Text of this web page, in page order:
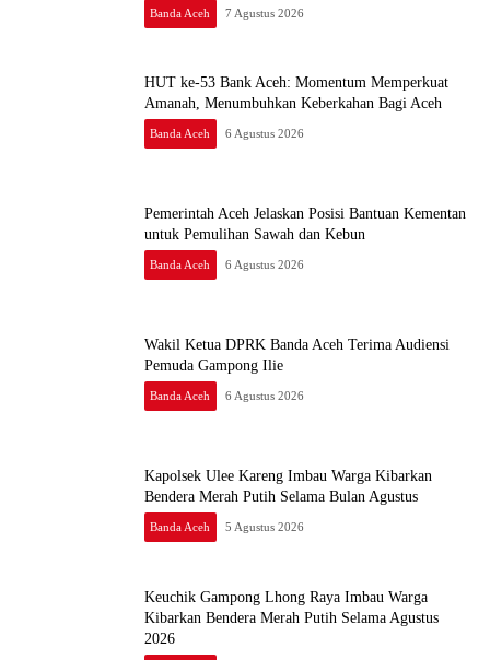
Banda Aceh 7 Agustus 2026
HUT ke-53 Bank Aceh: Momentum Memperkuat
Amanah, Menumbuhkan Keberkahan Bagi Aceh
Banda Aceh 6 Agustus 2026
Pemerintah Aceh Jelaskan Posisi Bantuan Kementan
untuk Pemulihan Sawah dan Kebun
Banda Aceh 6 Agustus 2026
Wakil Ketua DPRK Banda Aceh Terima Audiensi
Pemuda Gampong Ilie
Banda Aceh 6 Agustus 2026
Kapolsek Ulee Kareng Imbau Warga Kibarkan
Bendera Merah Putih Selama Bulan Agustus
Banda Aceh 5 Agustus 2026
Keuchik Gampong Lhong Raya Imbau Warga
Kibarkan Bendera Merah Putih Selama Agustus
2026